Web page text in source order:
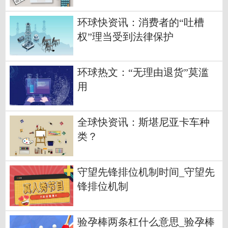
环球快资讯：消费者的“吐槽
权”理当受到法律保护
环球热文：“无理由退货”莫滥
用
全球快资讯：斯堪尼亚卡车种
类？
守望先锋排位机制时间_守望先
锋排位机制
验孕棒两条杠什么意思_验孕棒